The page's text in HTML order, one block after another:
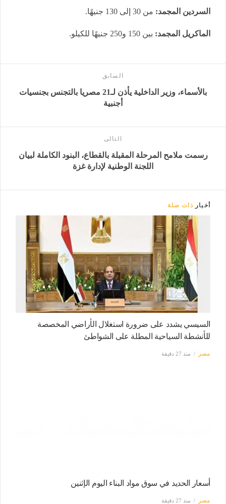
السردين المجمد: من 30 إلى 130 جنيهًا.
الماكريل المجمد: بين 150 و250 جنيهًا للكيلو.
السابق
بالأسماء، وزير الداخلية يأذن لـ21 مصريا بالتجنس بجنسيات
أجنبية
التالى
رسمت ملامح المرحلة المقبلة بالقطاع، البنود الكاملة لبيان
اللجنة الوطنية لإدارة غزة
أخبار ذات صلة
السيسي يشدد على ضرورة استغلال الأراضي المخصصة
للأنشطة السياحية المطلة على الشواطئ
مصر منذ 27 دقيقة
أسعار الحديد في سوق مواد البناء اليوم الإثنين
مصر منذ 27 دقيقة